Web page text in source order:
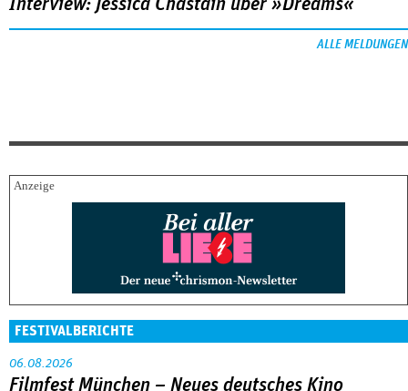
Interview: Jessica Chastain über »Dreams«
ALLE MELDUNGEN
FESTIVALBERICHTE
06.08.2026
Filmfest München – Neues deutsches Kino